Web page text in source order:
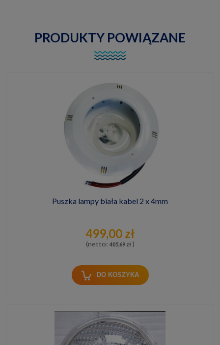
PRODUKTY POWIĄZANE
Puszka lampy biała kabel 2 x 4mm
499,00 zł
(netto: 405,69 zł )
DO KOSZYKA